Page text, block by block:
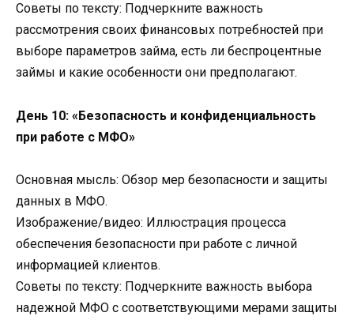
Советы по тексту: Подчеркните важность
рассмотрения своих финансовых потребностей при
выборе параметров займа, есть ли беспроцентные
займы и какие особенности они предполагают.
День 10: «Безопасность и конфиденциальность
при работе с МФО»
Основная мысль: Обзор мер безопасности и защиты
данных в МФО.
Изображение/видео: Иллюстрация процесса
обеспечения безопасности при работе с личной
информацией клиентов.
Советы по тексту: Подчеркните важность выбора
надежной МФО с соответствующими мерами защиты